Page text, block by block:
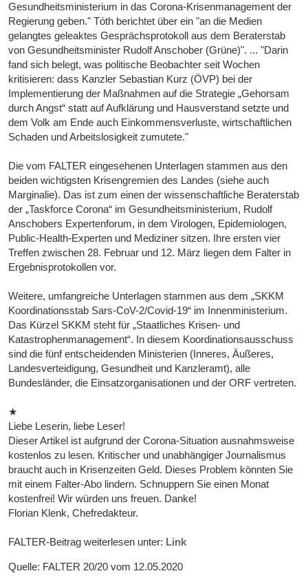
Gesundheitsministerium in das Corona-Krisenmanagement der
Regierung geben." Tóth berichtet über ein "an die Medien
gelangtes geleaktes Gesprächsprotokoll aus dem Beraterstab
von Gesundheitsminister Rudolf Anschober (Grüne)". ... "Darin
fand sich belegt, was politische Beobachter seit Wochen
kritisieren: dass Kanzler Sebastian Kurz (ÖVP) bei der
Implementierung der Maßnahmen auf die Strategie „Gehorsam
durch Angst“ statt auf Aufklärung und Hausverstand setzte und
dem Volk am Ende auch Einkommensverluste, wirtschaftlichen
Schaden und Arbeitslosigkeit zumutete."
Die vom FALTER eingesehenen Unterlagen stammen aus den
beiden wichtigsten Krisengremien des Landes (siehe auch
Marginalie). Das ist zum einen der wissenschaftliche Beraterstab
der „Taskforce Corona“ im Gesundheitsministerium, Rudolf
Anschobers Expertenforum, in dem Virologen, Epidemiologen,
Public-Health-Experten und Mediziner sitzen. Ihre ersten vier
Treffen zwischen 28. Fe­bruar und 12. März liegen dem Falter in
Ergebnisprotokollen vor.
Weitere, umfangreiche Unterlagen stammen aus dem „SKKM
Koordinationsstab Sars-CoV-2/Covid-19“ im Innenministerium.
Das Kürzel SKKM steht für „Staatliches Krisen- und
Katastrophenmanagement“. In diesem Koordinationsausschuss
sind die fünf entscheidenden Ministerien (Inneres, Äußeres,
Landesverteidigung, Gesundheit und Kanzleramt), alle
Bundesländer, die Einsatzorganisationen und der ORF vertreten.
★
Liebe Leserin, liebe Leser!
Dieser Artikel ist aufgrund der Corona-Situation ausnahmsweise
kostenlos zu lesen. Kritischer und unabhängiger Journalismus
braucht auch in Krisenzeiten Geld. Dieses Problem könnten Sie
mit einem Falter-Abo lindern. Schnuppern Sie einen Monat
kostenfrei! Wir würden uns freuen. Danke!
Florian Klenk, Chefredakteur.
FALTER-Beitrag weiterlesen unter: Link
Quelle: FALTER 20/20 vom 12.05.2020